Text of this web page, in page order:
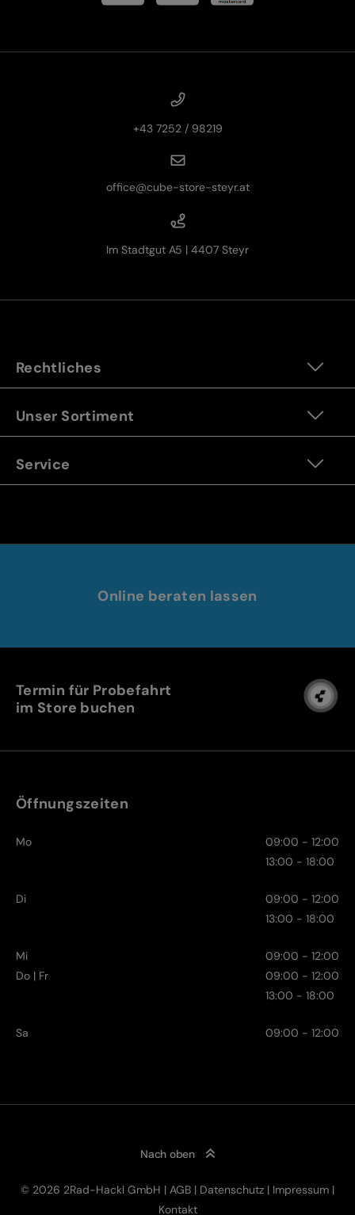
+43 7252 / 98219
office@cube-store-steyr.at
Im Stadtgut A5 | 4407 Steyr
Rechtliches
Unser Sortiment
Service
Online beraten lassen
Termin für Probefahrt
im Store buchen
Öffnungszeiten
Mo
09:00 - 12:00
13:00 - 18:00
Di
09:00 - 12:00
13:00 - 18:00
Mi
09:00 - 12:00
Do | Fr
09:00 - 12:00
13:00 - 18:00
Sa 09:00 - 12:00
Nach oben
© 2026 2Rad-Hackl GmbH | AGB | Datenschutz | Impressum |
Kontakt